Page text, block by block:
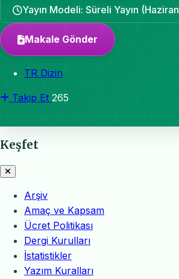
Yayın Modeli: Süreli Yayın
Makale Gönder
TR Dizin
Takip Et 265
Keşfet
Arşiv
Amaç ve Kapsam
Ücret Politikası
Dergi Kurulları
İstatistikler
Yazım Kuralları